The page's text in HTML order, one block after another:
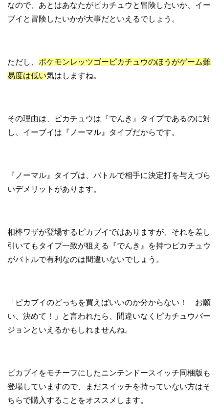
なので、あとはあなたがピカチュウと冒険したいか、イー
ブイと冒険したいかが大事だといえるでしょう。
ただし、 ポケモンレッツゴーピカチュウのほうがゲーム難
易度は低い気はしますね。
その理由は、ピカチュウは『でんき』タイプであるのに対
し、イーブイは『ノーマル』タイプだからです。
『ノーマル』タイプは、バトルで相手に決定打を与えづら
いデメリットがあります。
相棒ワザが登場するピカブイではありますが、それを差し
引いてもタイプ一致が狙える『でんき』を持つピカチュウ
がバトルで有利なのは間違いないでしょう。
「ピカブイのどっちを買えばいいのか分からない！ お願
い、決めて！」と言われたら、間違いなくピカチュウバー
ジョンといえるかもしれませんね。
ピカブイをモチーフにしたニンテンドースイッチ同梱版も
登場していますので、まだスイッチを持っていない方はそ
ちらで購入することをオススメします。